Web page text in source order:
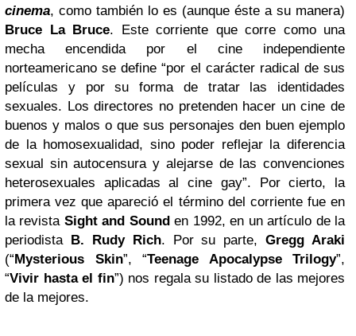
cinema, como también lo es (aunque éste a su manera)
Bruce La Bruce. Este corriente que corre como una
mecha encendida por el cine independiente
norteamericano se define “por el carácter radical de sus
películas y por su forma de tratar las identidades
sexuales. Los directores no pretenden hacer un cine de
buenos y malos o que sus personajes den buen ejemplo
de la homosexualidad, sino poder reflejar la diferencia
sexual sin autocensura y alejarse de las convenciones
heterosexuales aplicadas al cine gay”. Por cierto, la
primera vez que apareció el término del corriente fue en
la revista Sight and Sounden 1992, en un artículo de la
periodista B. Rudy Rich. Por su parte,Gregg Araki
(“Mysterious Skin”, “Teenage Apocalypse Trilogy”,
“Vivir hasta el fin”) nos regala su listado de las mejores
de la mejores.